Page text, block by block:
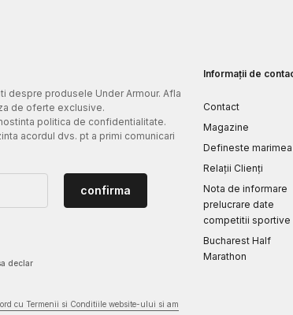
despre produsele Under Armour. Afla
de oferte exclusive.
politica de confidentialitate.
acordul dvs. pt a primi comunicari
declar
confirma
cu Termenii si Conditiile website-ului si am
Informații de
Contact
Magazine
Defineste marimea
Relații Clienți
Nota de informare
prelucrare date
competitii sportive
Bucharest Half
Marathon